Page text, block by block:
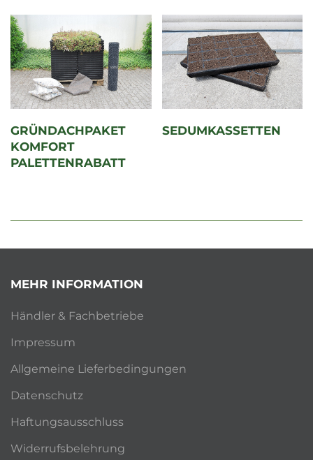
GRÜNDACHPAKET
KOMFORT
PALETTENRABATT
SEDUMKASSETTEN
MEHR INFORMATION
Händler & Fachbetriebe
Impressum
Allgemeine Lieferbedingungen
Datenschutz
Haftungsausschluss
Widerrufsbelehrung